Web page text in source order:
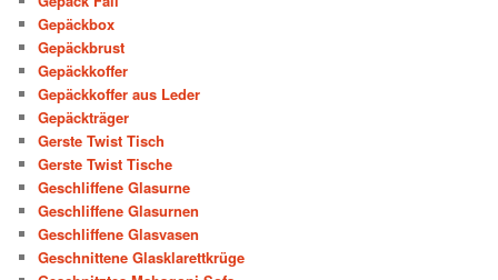
Gepäckbox
Gepäckbrust
Gepäckkoffer
Gepäckkoffer aus Leder
Gepäckträger
Gerste Twist Tisch
Gerste Twist Tische
Geschliffene Glasurne
Geschliffene Glasurnen
Geschliffene Glasvasen
Geschnittene Glasklarettkrüge